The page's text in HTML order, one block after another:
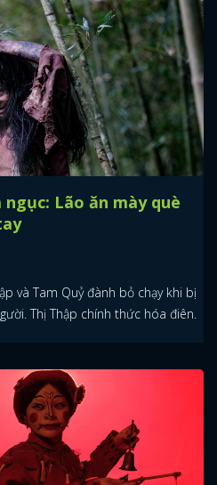
Lão ăn mày què
và Tam Quỷ đành bỏ chạy khi bị
Thị Thập chính thức hóa điên.